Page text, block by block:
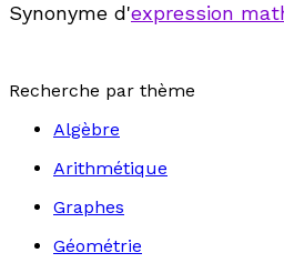
Synonyme d'expression
Recherche par thème
Algèbre
Arithmétique
Graphes
Géométrie